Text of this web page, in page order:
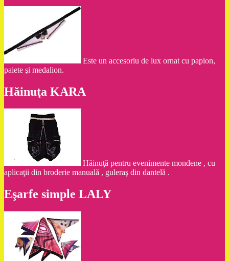
Este un accesoriu de lux ornat cu papion,
paiete şi medalion.
Hăinuţa KARA
Hăinuţă pentru evenimente mondene , cu
aplicaţii din broderie manuală , guleraş din dantelă .
Eşarfe simple LALY